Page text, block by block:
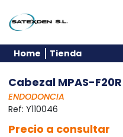
Home Tienda
Cabezal MPAS-F20R
ENDODONCIA
Ref: Y110046
Precio a consultar